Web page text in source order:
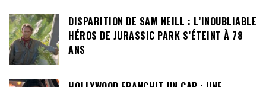
DISPARITION DE SAM NEILL : L’INOUBLIABLE
HÉROS DE JURASSIC PARK S’ÉTEINT À 78
ANS